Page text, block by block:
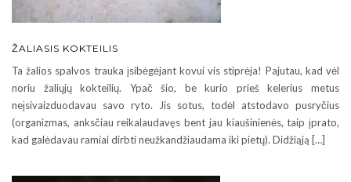
ŽALIASIS KOKTEILIS
Ta žalios spalvos trauka įsibėgėjant kovui vis stiprėja! Pajutau, kad vėl
noriu žaliųjų kokteilių. Ypač šio, be kurio prieš kelerius metus
neįsivaizduodavau savo ryto. Jis sotus, todėl atstodavo pusryčius
(organizmas, anksčiau reikalaudavęs bent jau kiaušinienės, taip įprato,
kad galėdavau ramiai dirbti neužkandžiaudama iki pietų). Didžiąją […]